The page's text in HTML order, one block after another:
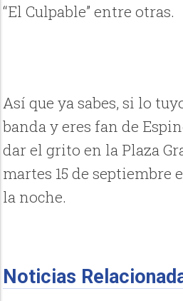
“El Culpable” entre otras.
Así que ya sabes, si lo
banda y eres fan de
dar el grito en la Plaza
martes 15 de septiembre
la noche.
Noticias